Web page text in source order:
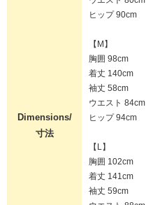
Dimensions/
寸法
ヒップ 90cm
【M】
胸囲 98cm
着丈 140cm
袖丈 58cm
ウエスト 84cm
ヒップ 94cm
【L】
胸囲 102cm
着丈 141cm
袖丈 59cm